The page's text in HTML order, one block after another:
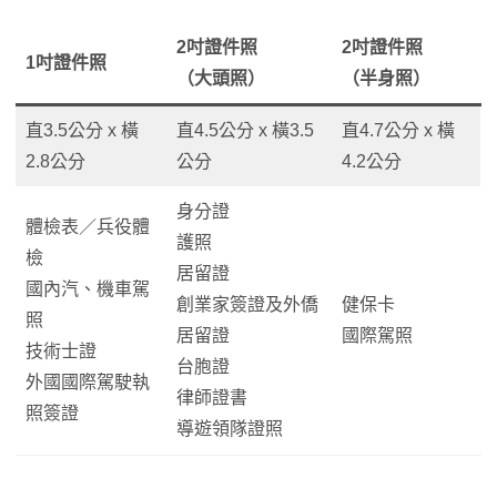
1吋證件照
2吋證件照
（大頭照）
2吋證件照
（半身照）
直3.5公分 x 橫
2.8公分
直4.5公分 x 橫3.5
公分
直4.7公分 x 橫
4.2公分
體檢表／兵役體
檢
國內汽、機車駕
照
技術士證
外國國際駕駛執
照簽證
身分證
護照
居留證
創業家簽證及外僑
居留證
台胞證
律師證書
導遊領隊證照
健保卡
國際駕照